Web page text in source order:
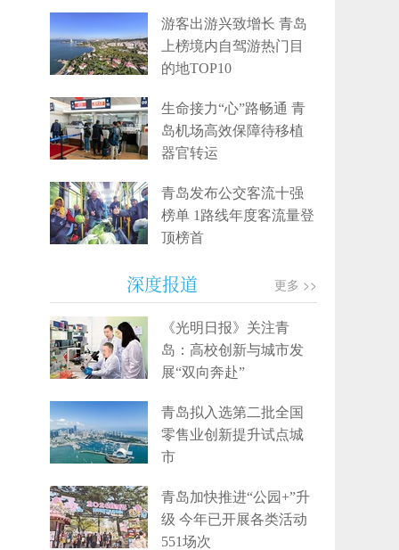
游客出游兴致增长 青岛
上榜境内自驾游热门目
的地TOP10
生命接力“心”路畅通 青
岛机场高效保障待移植
器官转运
青岛发布公交客流十强
榜单 1路线年度客流量登
顶榜首
深度报道 更多 >>
《光明日报》关注青
岛：高校创新与城市发
展“双向奔赴”
青岛拟入选第二批全国
零售业创新提升试点城
市
青岛加快推进“公园+”升
级 今年已开展各类活动
551场次